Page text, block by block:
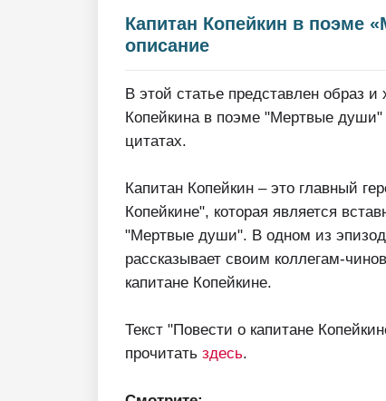
Капитан Копейкин в поэме
описание
В этой статье представлен образ и
Копейкина в поэме "Мертвые души"
цитатах.
Капитан Копейкин – это главный
Копейкине", которая является
"Мертвые души". В одном из
рассказывает своим коллегам-
капитане Копейкине.
Текст "Повести о капитане
прочитать здесь.